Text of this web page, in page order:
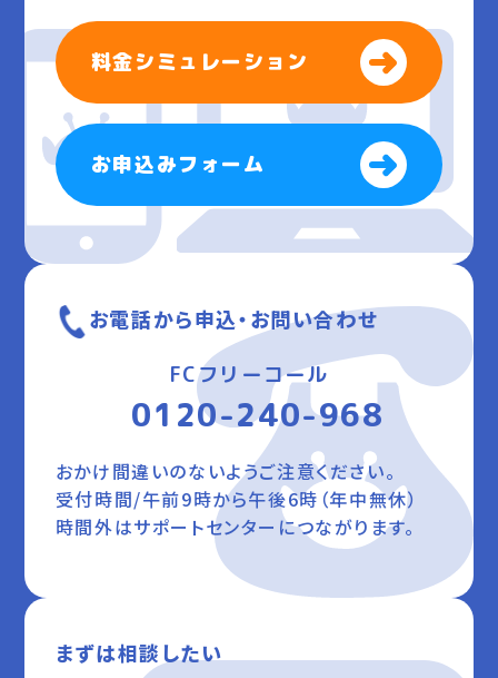
料金シミュレーション
お申込みフォーム
お電話から申込・お問い合わせ
FCフリーコール
0120-240-968
おかけ間違いのないようご注意ください。
受付時間/午前9時から午後6時（年中無休）
時間外はサポートセンターにつながります。
まずは相談したい